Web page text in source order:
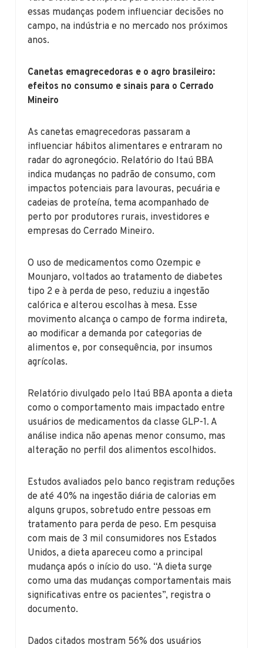
essas mudanças podem influenciar decisões no
campo, na indústria e no mercado nos próximos
anos.
Canetas emagrecedoras e o agro brasileiro:
efeitos no consumo e sinais para o Cerrado
Mineiro
As canetas emagrecedoras passaram a
influenciar hábitos alimentares e entraram no
radar do agronegócio. Relatório do Itaú BBA
indica mudanças no padrão de consumo, com
impactos potenciais para lavouras, pecuária e
cadeias de proteína, tema acompanhado de
perto por produtores rurais, investidores e
empresas do Cerrado Mineiro.
O uso de medicamentos como Ozempic e
Mounjaro, voltados ao tratamento de diabetes
tipo 2 e à perda de peso, reduziu a ingestão
calórica e alterou escolhas à mesa. Esse
movimento alcança o campo de forma indireta,
ao modificar a demanda por categorias de
alimentos e, por consequência, por insumos
agrícolas.
Relatório divulgado pelo Itaú BBA aponta a dieta
como o comportamento mais impactado entre
usuários de medicamentos da classe GLP-1. A
análise indica não apenas menor consumo, mas
alteração no perfil dos alimentos escolhidos.
Estudos avaliados pelo banco registram reduções
de até 40% na ingestão diária de calorias em
alguns grupos, sobretudo entre pessoas em
tratamento para perda de peso. Em pesquisa
com mais de 3 mil consumidores nos Estados
Unidos, a dieta apareceu como a principal
mudança após o início do uso. “A dieta surge
como uma das mudanças comportamentais mais
significativas entre os pacientes”, registra o
documento.
Dados citados mostram 56% dos usuários